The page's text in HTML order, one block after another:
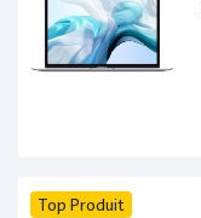
Top Produit